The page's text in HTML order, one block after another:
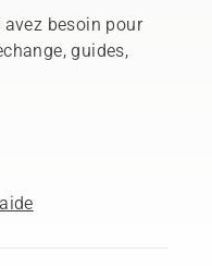
besoin pour
guides,